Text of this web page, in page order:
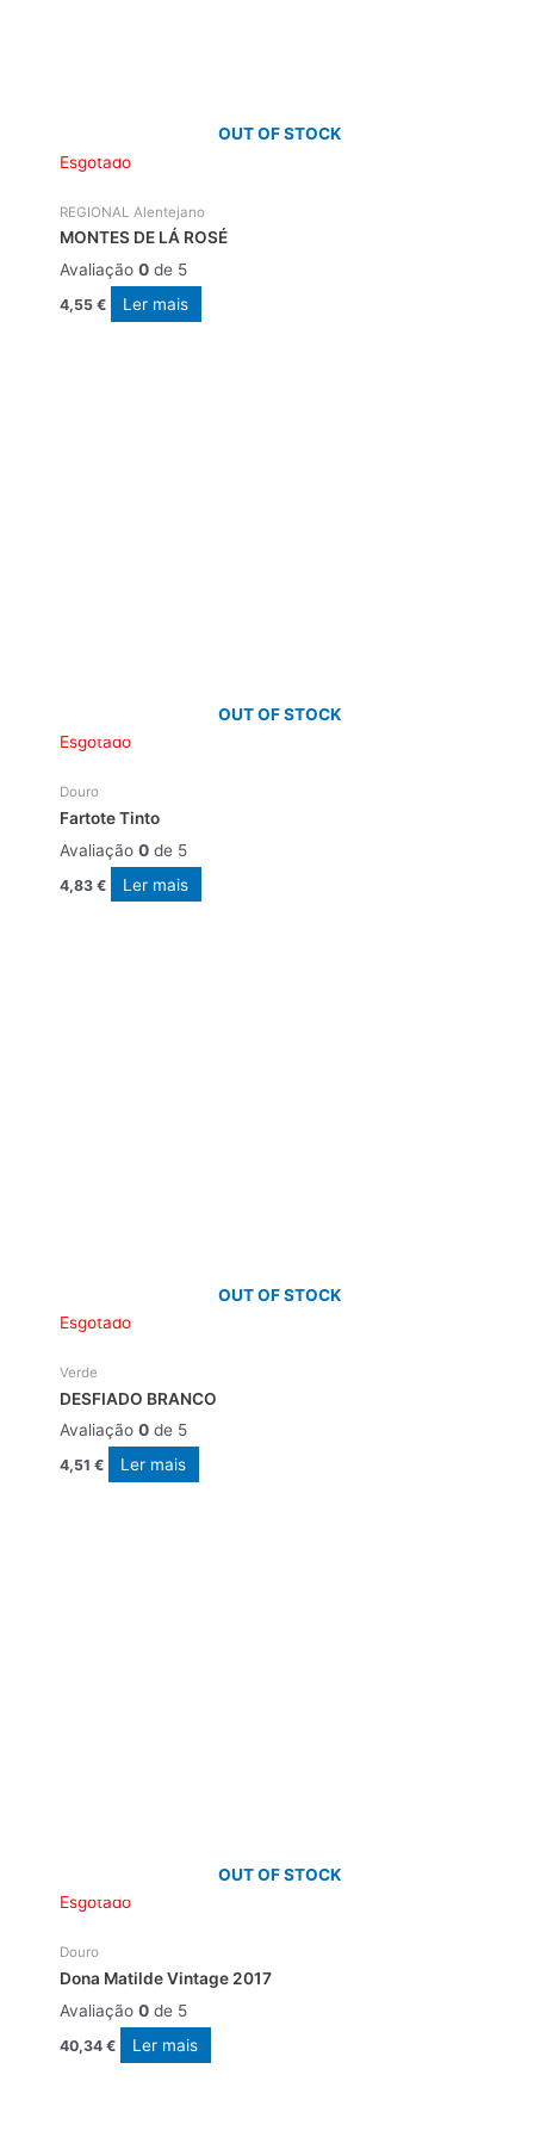
OUT OF STOCK
Esgotado
REGIONAL Alentejano
MONTES DE LÁ ROSÉ
Avaliação 0 de 5
4,55 € Ler mais
OUT OF STOCK
Esgotado
Douro
Fartote Tinto
Avaliação 0 de 5
4,83 € Ler mais
OUT OF STOCK
Esgotado
Verde
DESFIADO BRANCO
Avaliação 0 de 5
4,51 € Ler mais
OUT OF STOCK
Esgotado
Douro
Dona Matilde Vintage 2017
Avaliação 0 de 5
40,34 € Ler mais